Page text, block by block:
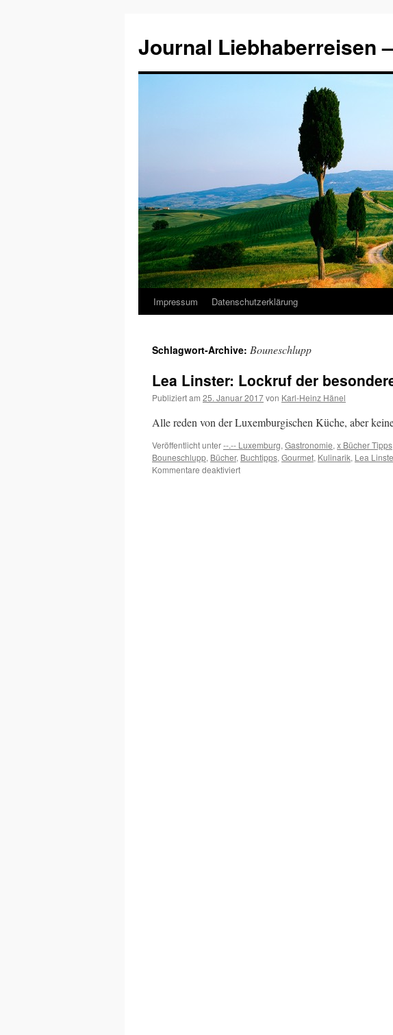
Journal Liebhaberreisen
Zum
springen
Impressum Datenschutzerklärung
Schlagwort-Archive: Bouneschlupp
Lea Linster: Lockruf der
Publiziert am 25. Januar 2017von Karl-Heinz Hänel
Alle reden von der Luxemburgischen Küche, aber
Veröffentlicht unter--.-- Luxemburg, Gastronomie, x Bücher Tipps
Bouneschlupp, Bücher, Buchtipps, Gourmet, Kulinarik, Lea
Kommentare deaktiviertfür